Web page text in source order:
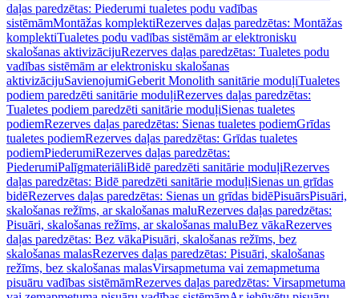
daļas paredzētas: Piederumi tualetes podu vadības
sistēmāmMontāžas komplektiRezerves daļas paredzētas: Montāžas
komplektiTualetes podu vadības sistēmām ar elektronisku
skalošanas aktivizācijuRezerves daļas paredzētas: Tualetes podu
vadības sistēmām ar elektronisku skalošanas
aktivizācijuSavienojumiGeberit Monolith sanitārie moduļiTualetes
podiem paredzēti sanitārie moduļiRezerves daļas paredzētas:
Tualetes podiem paredzēti sanitārie moduļiSienas tualetes
podiemRezerves daļas paredzētas: Sienas tualetes podiemGrīdas
tualetes podiemRezerves daļas paredzētas: Grīdas tualetes
podiemPiederumiRezerves daļas paredzētas:
PiederumiPalīgmateriāliBidē paredzēti sanitārie moduļiRezerves
daļas paredzētas: Bidē paredzēti sanitārie moduļiSienas un grīdas
bidēRezerves daļas paredzētas: Sienas un grīdas bidēPisuārsPisuāri,
skalošanas režīms, ar skalošanas maluRezerves daļas paredzētas:
Pisuāri, skalošanas režīms, ar skalošanas maluBez vākaRezerves
daļas paredzētas: Bez vākaPisuāri, skalošanas režīms, bez
skalošanas malasRezerves daļas paredzētas: Pisuāri, skalošanas
režīms, bez skalošanas malasVirsapmetuma vai zemapmetuma
pisuāru vadības sistēmāmRezerves daļas paredzētas: Virsapmetuma